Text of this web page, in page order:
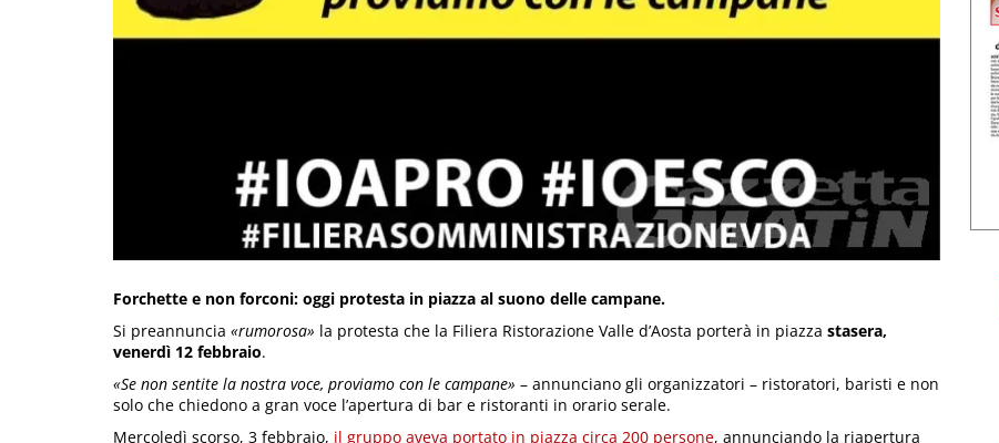
Forchette e non forconi: oggi protesta in piazza al suono delle campane.
Si preannuncia «rumorosa» la protesta che la Filiera Ristorazione Valle d’Aosta porterà in piazza stasera,
venerdì 12 febbraio.
«Se non sentite la nostra voce, proviamo con le campane» – annunciano gli organizzatori – ristoratori, baristi e non
solo che chiedono a gran voce l’apertura di bar e ristoranti in orario serale.
Mercoledì scorso, 3 febbraio, il gruppo aveva portato in piazza circa 200 persone, annunciando la riapertura